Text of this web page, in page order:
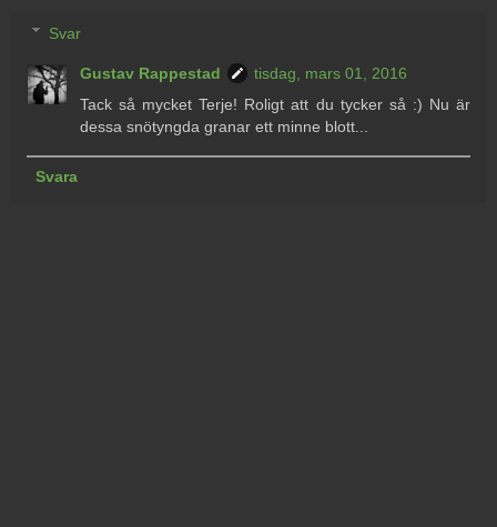
Svar
Gustav Rappestad
tisdag, mars 01, 2016
Tack så mycket Terje! Roligt att du tycker så :) Nu är
dessa snötyngda granar ett minne blott...
Svara